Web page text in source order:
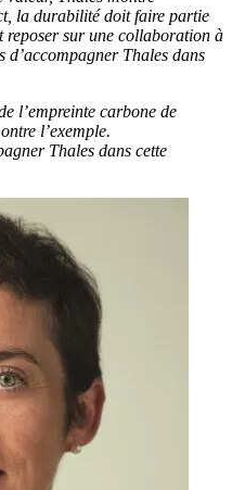
la durabilité doit faire partie
reposer sur une collaboration à
d’accompagner Thales dans
l’empreinte carbone de
l’exemple.
Thales dans cette